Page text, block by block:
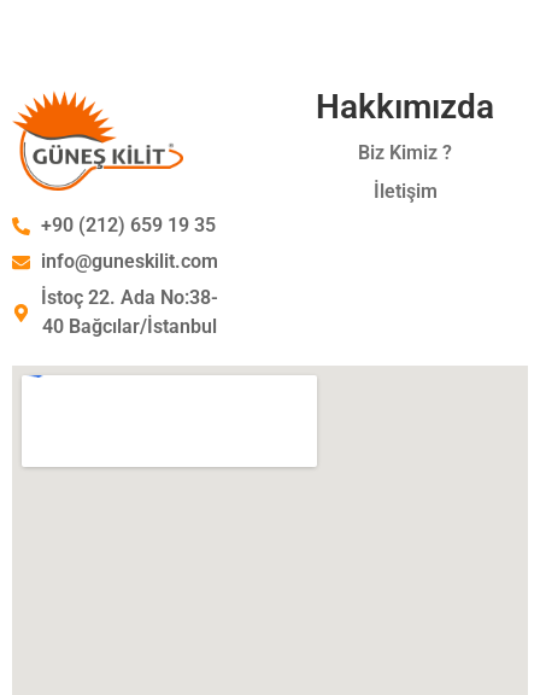
+90 (212) 659 19 35
info@guneskilit.com
İstoç 22. Ada No:38-
40 Bağcılar/İstanbul
Hakkımızda
Biz Kimiz ?
İletişim